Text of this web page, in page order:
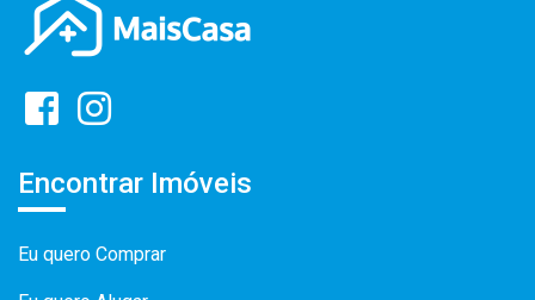
Encontrar Imóveis
Eu quero Comprar